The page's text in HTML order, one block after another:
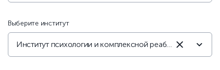
Выберите институт
Институт психологии и комплексной реабилитации